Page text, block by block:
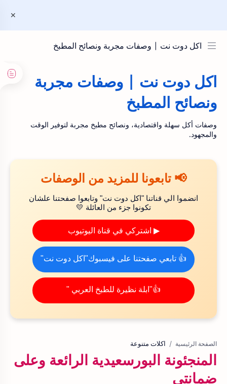
اكل دوت نت | وصفات مجربة ونصائح المطبخ
اكل دوت نت | وصفات مجربة
ونصائح المطبخ
وصفات أكل سهلة واقتصادية، ونصائح مطبخ مجربة لتوفير الوقت
والمجهود.
📢 تابعونا للمزيد من الوصفات
انضموا الي قناتنا "اكل دوت نت" وتابعوا صفحتنا علشان
تكونوا جزء من العائلة 💛
▶ اشتركي في قناة اليوتيوب
👍 تابعي صفحتنا على فيسبوك"اكل دوت نت"
👍"ابلة نظيرة للطبخ العربي "
الصفحة الرئيسية اكلات متنوعة
المنجئونة البورسعيدية الرائعة وعلى
ضمانتى